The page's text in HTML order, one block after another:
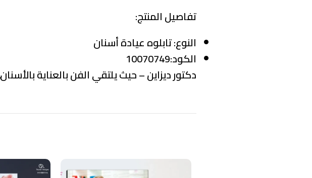
تفاصيل المنتج:
النوع:تابلوه عيادة أسنان
الكود:10070749
دكتور ديزاين – حيث يلتقي الفن بالعناية بالأسنان.